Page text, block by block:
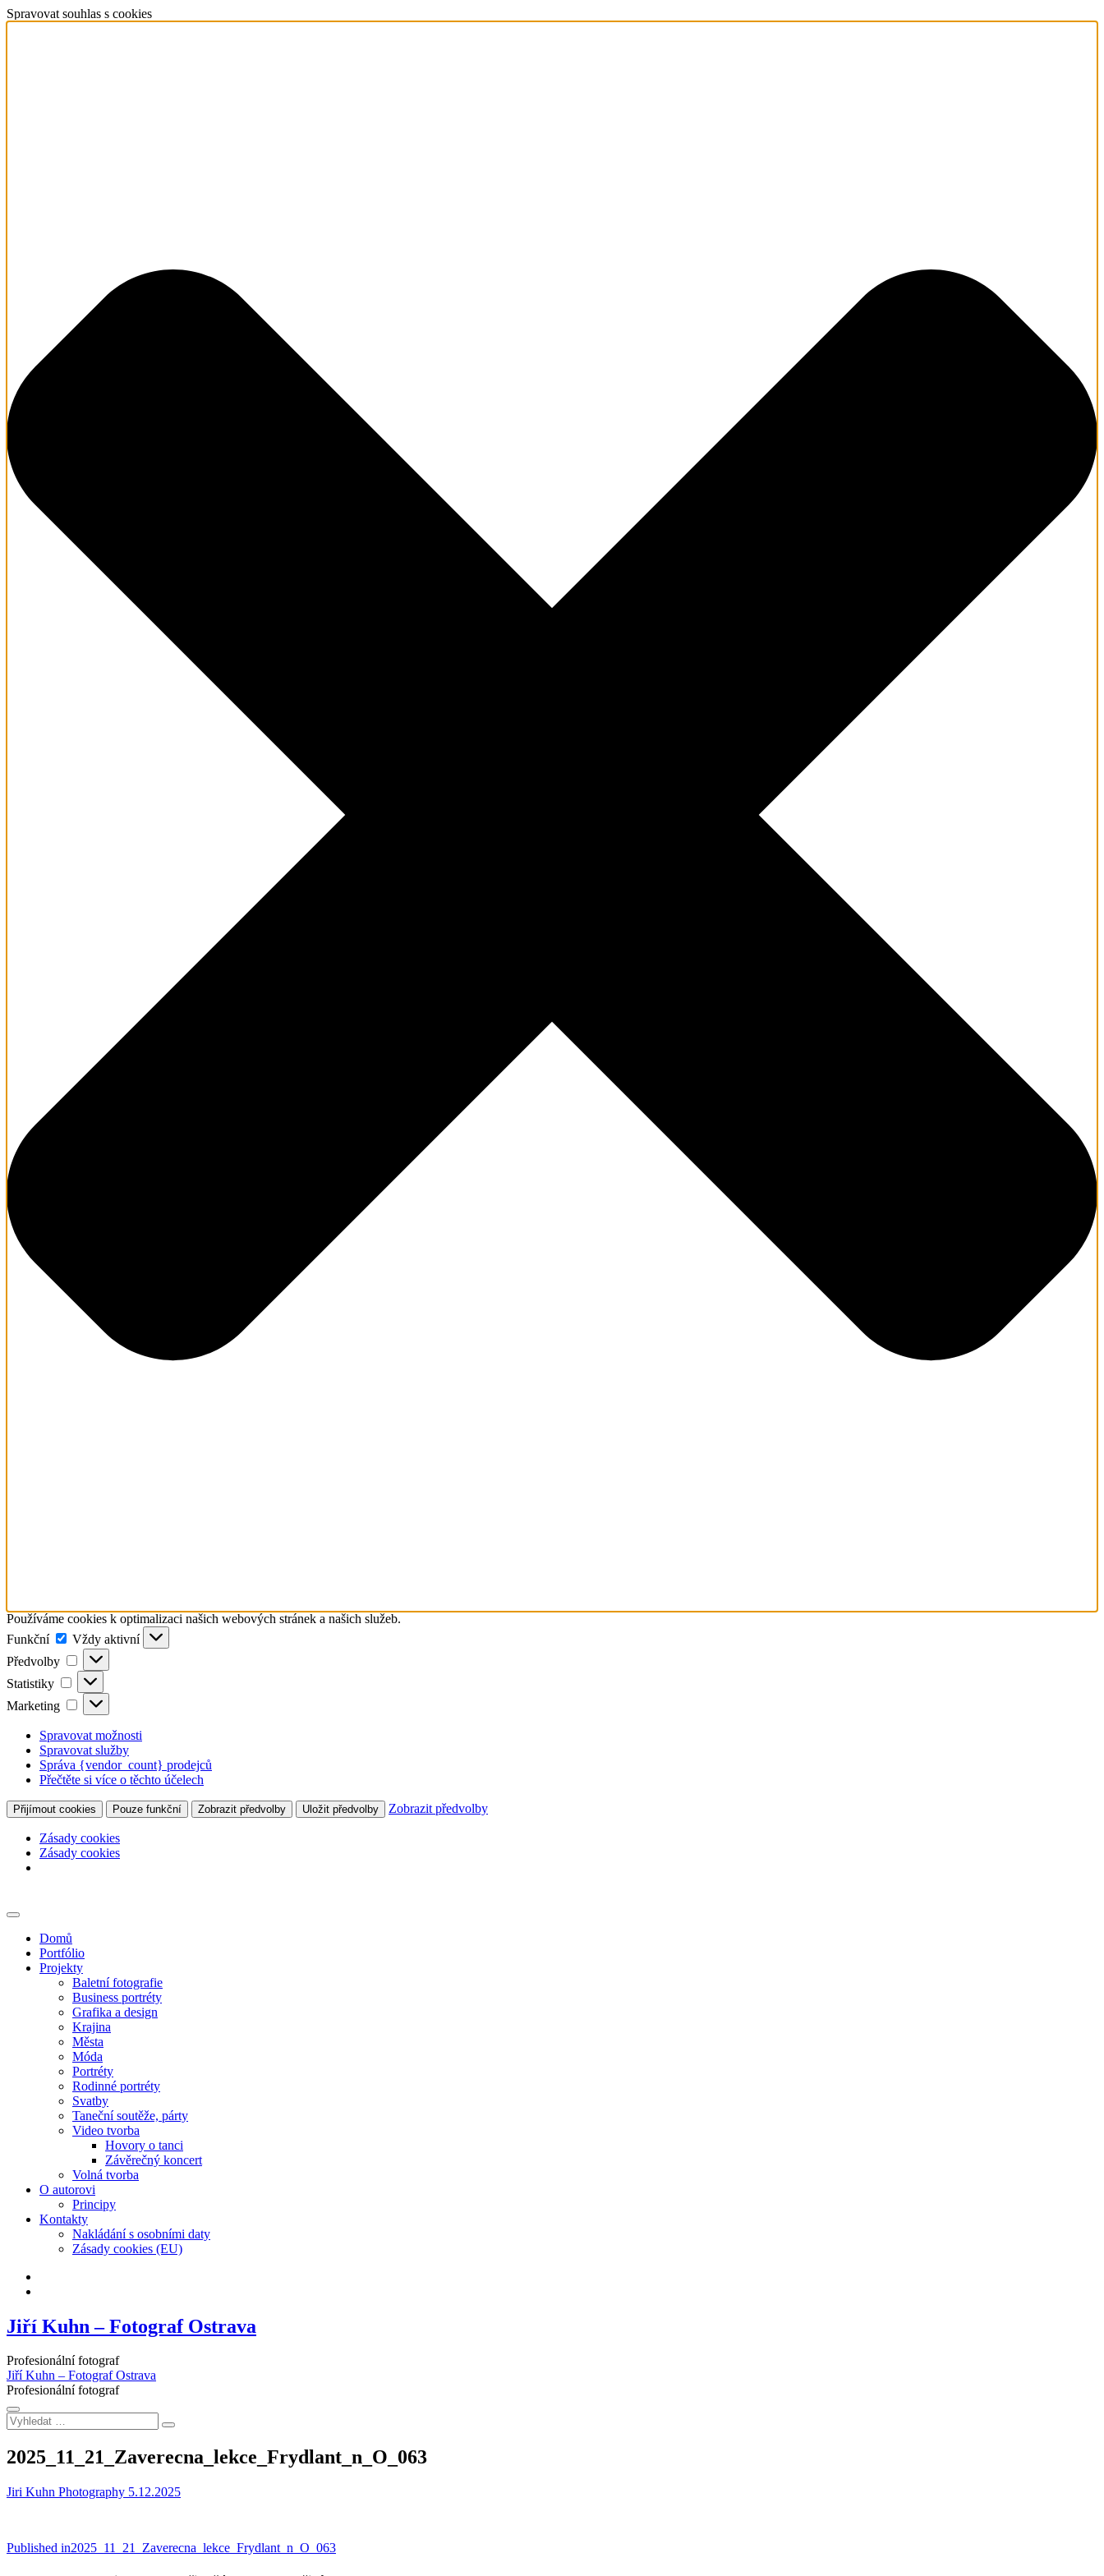
Spravovat souhlas s cookies
Používáme cookies k optimalizaci našich webových stránek a našich služeb.
Funkční
Funkční
Vždy aktivní
Předvolby
Předvolby
Statistiky Statistiky
Marketing Marketing
Spravovat možnosti
Spravovat služby
Správa {vendor_count} prodejců
Přečtěte si více o těchto účelech
Přijímout cookies Pouze funkční Zobrazit předvolby Uložit předvolby Zobrazit předvolby
Zásady cookies
Zásady cookies
to
Domů
Portfólio
Projekty
Baletní fotografie
Business portréty
Grafika a design
Krajina
Města
Móda
Portréty
Rodinné portréty
Svatby
Taneční soutěže, párty
Video tvorba
Hovory o tanci
Závěrečný koncert
Volná tvorba
O autorovi
Principy
Kontakty
Nakládání s osobními daty
Zásady cookies (EU)
Jiří Kuhn – Fotograf Ostrava
Profesionální fotograf
Jiří Kuhn – Fotograf Ostrava
Profesionální fotograf
Vyhledat
…
2025_11_21_Zaverecna_lekce_Frydlant_n_O_063
Jiri Kuhn Photography 5.12.2025
Navigace
Published in2025_11_21_Zaverecna_lekce_Frydlant_n_O_063